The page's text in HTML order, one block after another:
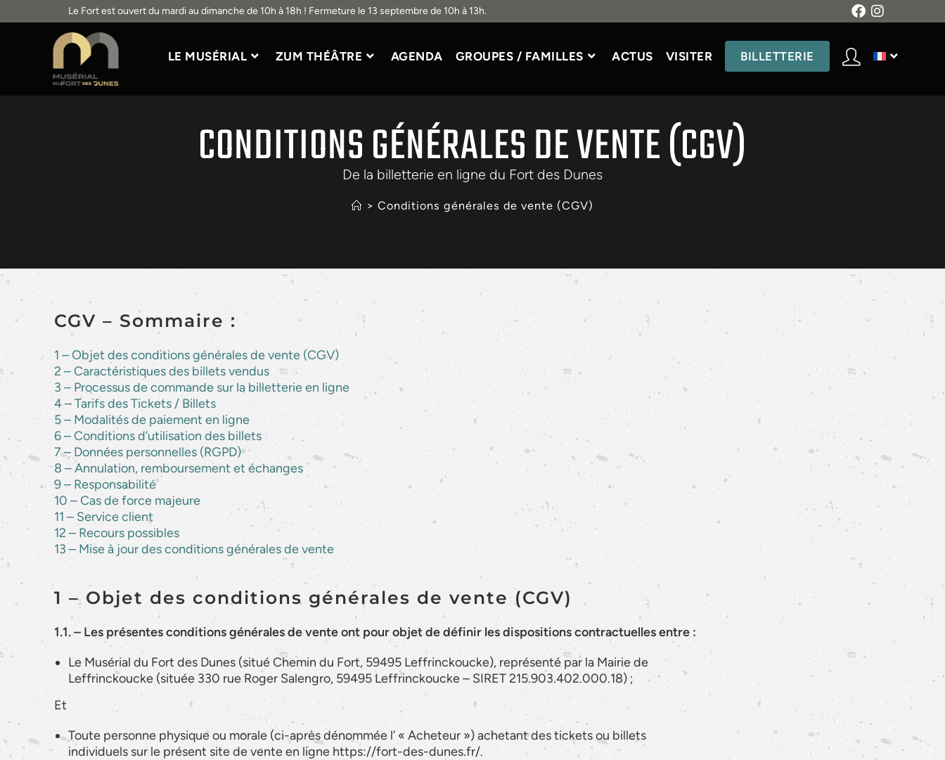
Le Fort est ouvert du mardi au dimanche de 10h à 18h ! Fermeture le 13 septembre de 10h à 13h.
LE MUSÉRIAL ZUM THÉÂTRE AGENDA GROUPES / FAMILLES ACTUS VISITER BILLETTERIE
CONDITIONS GÉNÉRALES DE VENTE (CGV)
De la billetterie en ligne du Fort des Dunes
> Conditions générales de vente (CGV)
CGV – Sommaire :
1 – Objet des conditions générales de vente (CGV)
2 – Caractéristiques des billets vendus
3 – Processus de commande sur la billetterie en ligne
4 – Tarifs des Tickets / Billets
5 – Modalités de paiement en ligne
6 – Conditions d’utilisation des billets
7 – Données personnelles (RGPD)
8 – Annulation, remboursement et échanges
9 – Responsabilité
10 – Cas de force majeure
11 – Service client
12 – Recours possibles
13 – Mise à jour des conditions générales de vente
1 – Objet des conditions générales de vente (CGV)
1.1. – Les présentes conditions générales de vente ont pour objet de définir les dispositions contractuelles entre :
Le Musérial du Fort des Dunes (situé Chemin du Fort, 59495 Leffrinckoucke), représenté par la Mairie de
Leffrinckoucke (située 330 rue Roger Salengro, 59495 Leffrinckoucke – SIRET 215.903.402.000.18) ;
Et
Toute personne physique ou morale (ci-après dénommée l’ « Acheteur ») achetant des tickets ou billets
individuels sur le présent site de vente en ligne https://fort-des-dunes.fr/.